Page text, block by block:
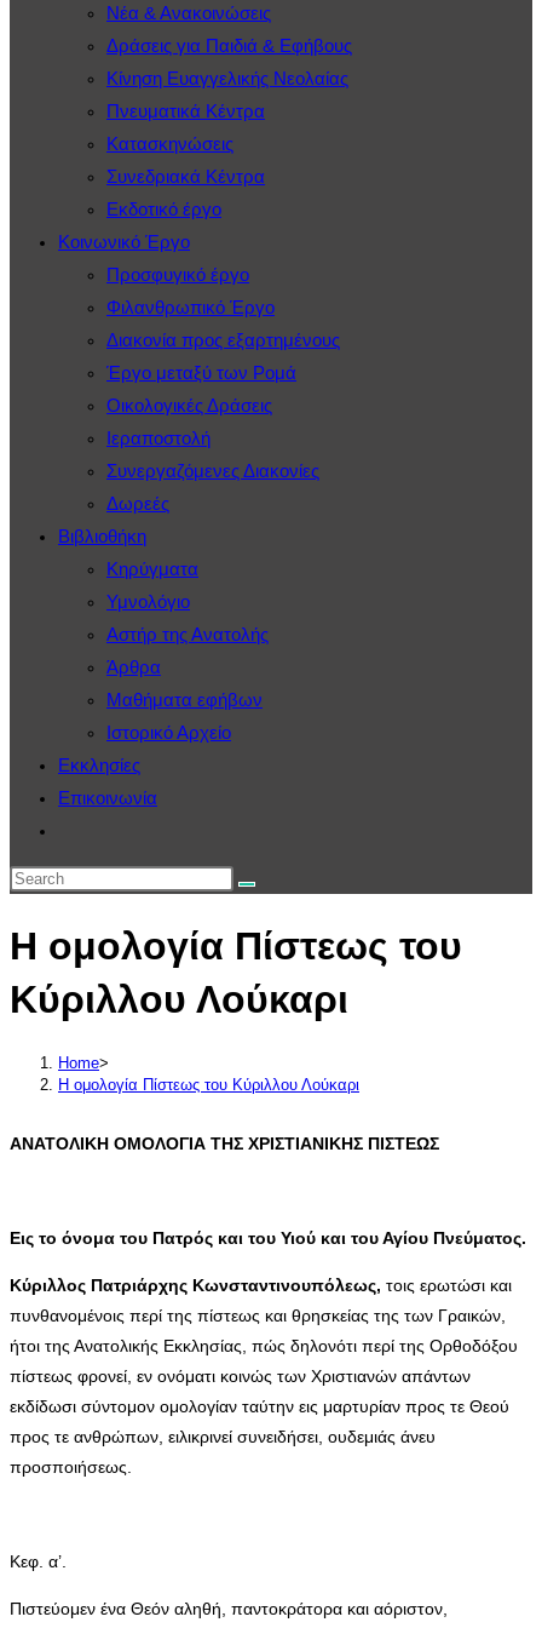
Νέα & Ανακοινώσεις
Δράσεις για Παιδιά & Εφήβους
Κίνηση Ευαγγελικής Νεολαίας
Πνευματικά Κέντρα
Κατασκηνώσεις
Συνεδριακά Κέντρα
Εκδοτικό έργο
Κοινωνικό Έργο
Προσφυγικό έργο
Φιλανθρωπικό Έργο
Διακονία προς εξαρτημένους
Έργο μεταξύ των Ρομά
Οικολογικές Δράσεις
Ιεραποστολή
Συνεργαζόμενες Διακονίες
Δωρεές
Βιβλιοθήκη
Κηρύγματα
Υμνολόγιο
Αστήρ της Ανατολής
Άρθρα
Μαθήματα εφήβων
Ιστορικό Αρχείο
Εκκλησίες
Επικοινωνία
website
search
Η ομολογία Πίστεως του
Κύριλλου Λούκαρι
Home>
Η ομολογία Πίστεως του Κύριλλου Λούκαρι
ΑΝΑΤΟΛΙΚΗ ΟΜΟΛΟΓΙΑ ΤΗΣ ΧΡΙΣΤΙΑΝΙΚΗΣ ΠΙΣΤΕΩΣ
Εις το όνομα του Πατρός και του Υιού και του Αγίου Πνεύματος.
Κύριλλος Πατριάρχης Κωνσταντινουπόλεως, τοις ερωτώσι και
πυνθανομένοις περί της πίστεως και θρησκείας της των Γραικών,
ήτοι της Ανατολικής Εκκλησίας, πώς δηλονότι περί της Ορθοδόξου
πίστεως φρονεί, εν ονόματι κοινώς των Χριστιανών απάντων
εκδίδωσι σύντομον ομολογίαν ταύτην εις μαρτυρίαν προς τε Θεού
προς τε ανθρώπων, ειλικρινεί συνειδήσει, ουδεμιάς άνευ
προσποιήσεως.
Κεφ. α’.
Πιστεύομεν ένα Θεόν αληθή, παντοκράτορα και αόριστον,